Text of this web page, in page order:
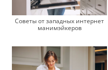
Советы от западных интернет
манимэйкеров